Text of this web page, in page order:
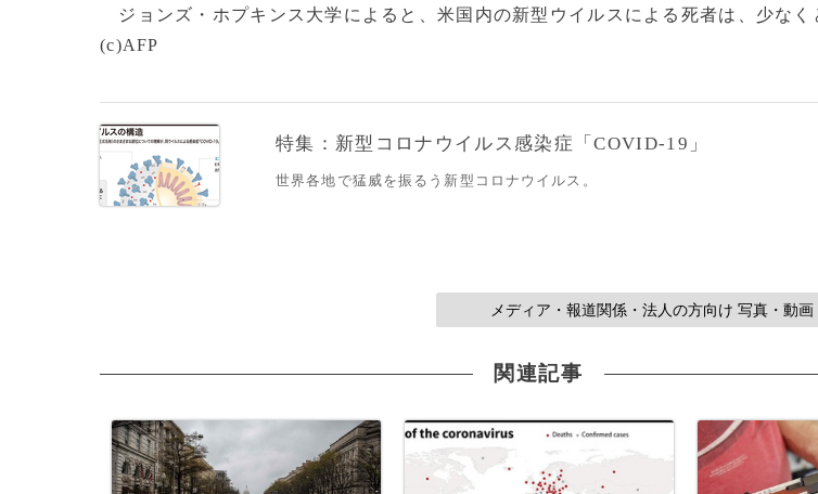
ジョンズ・ホプキンス大学によると、米国内の新型ウイルスによる死者は、少なく
(c)AFP
特集：新型コロナウイルス感染症「COVID-19」
世界各地で猛威を振るう新型コロナウイルス。
メディア・報道関係・法人の方向け 写真・動
関連記事